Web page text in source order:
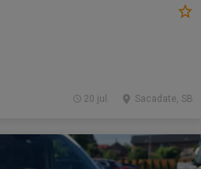
Sacadate, SB
20 jul.